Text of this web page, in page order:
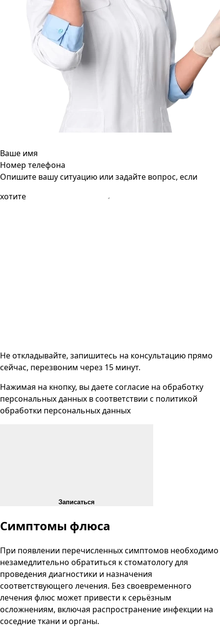
Ваше имя
Номер телефона
Опишите вашу ситуацию или задайте вопрос, если
хотите
Не откладывайте, запишитесь на консультацию прямо
сейчас, перезвоним через 15 минут.
Нажимая на кнопку, вы даете согласие на обработку
персональных данных в соответствии с политикой
обработки персональных данных
Записаться
Симптомы флюса
При появлении перечисленных симптомов необходимо
незамедлительно обратиться к стоматологу для
проведения диагностики и назначения
соответствующего лечения. Без своевременного
лечения флюс может привести к серьёзным
осложнениям, включая распространение инфекции на
соседние ткани и органы.